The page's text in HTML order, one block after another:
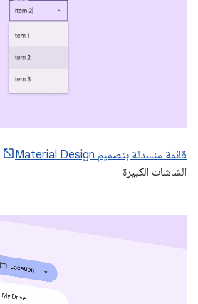
قائمة منسدلة بتصميم Material Design
الشاشات الكبيرة